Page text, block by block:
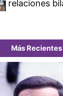
relaciones
Más Recientes